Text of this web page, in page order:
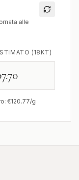
alle
(18KT)
€120.77/g